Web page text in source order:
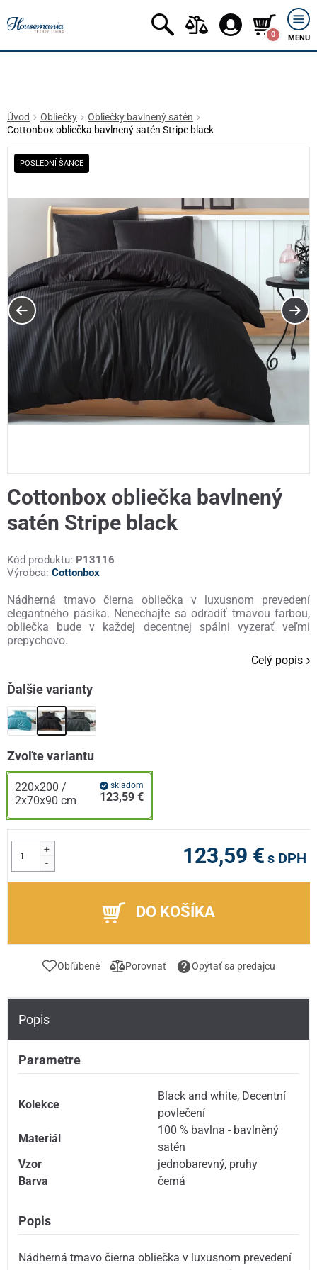
0 MENU
Úvod Obliečky
Obliečky bavlnený satén
Cottonbox obliečka bavlnený satén Stripe black
POSLEDNÍ ŠANCE
Cottonbox obliečka bavlnený
satén Stripe black
Kód produktu: P13116
Výrobca: Cottonbox
Nádherná tmavo čierna obliečka v luxusnom prevedení
elegantného pásika. Nenechajte sa odradiť tmavou farbou,
obliečka bude v každej decentnej spálni vyzerať veľmi
prepychovo.
Celý popis
Ďalšie varianty
Zvoľte variantu
220x200 /
2x70x90 cm
skladom
123,59 €
+
-
123,59 € s DPH
DO KOŠÍKA
Obľúbené Porovnať Opýtať sa predajcu
Popis
Parametre
Kolekce
Black and white, Decentní
povlečení
Materiál
100 % bavlna - bavlněný
satén
Vzor
jednobarevný, pruhy
Barva
černá
Popis
Nádherná tmavo čierna obliečka v luxusnom prevedení